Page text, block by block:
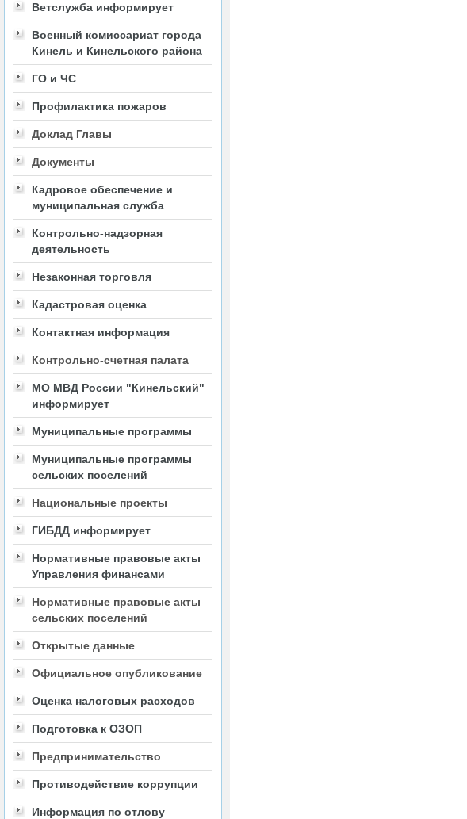
Ветслужба информирует
Военный комиссариат города
Кинель и Кинельского района
ГО и ЧС
Профилактика пожаров
Доклад Главы
Документы
Кадровое обеспечение и
муниципальная служба
Контрольно-надзорная
деятельность
Незаконная торговля
Кадастровая оценка
Контактная информация
Контрольно-счетная палата
МО МВД России "Кинельский"
информирует
Муниципальные программы
Муниципальные программы
сельских поселений
Национальные проекты
ГИБДД информирует
Нормативные правовые акты
Управления финансами
Нормативные правовые акты
сельских поселений
Открытые данные
Официальное опубликование
Оценка налоговых расходов
Подготовка к ОЗОП
Предпринимательство
Противодействие коррупции
Информация по отлову